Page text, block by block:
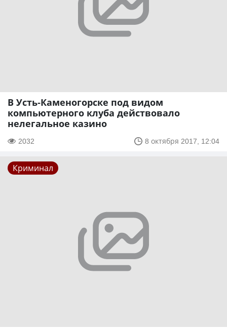
В Усть-Каменогорске под видом
компьютерного клуба действовало
нелегальное казино
2032 8 октября 2017, 12:04
Криминал